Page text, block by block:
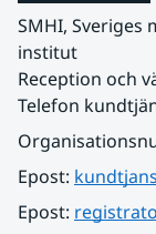
SMHI, Sveriges
institut
Reception och
Telefon
Epost:
Epost: